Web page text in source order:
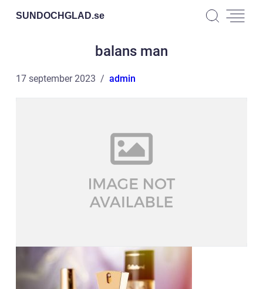
SUNDOCHGLAD.se
balans man
17 september 2023 admin